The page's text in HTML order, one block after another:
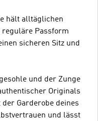
hält alltäglichen
reguläre Passform
sicheren Sitz und
und der Zunge
Originals
Garderobe deines
und lässt